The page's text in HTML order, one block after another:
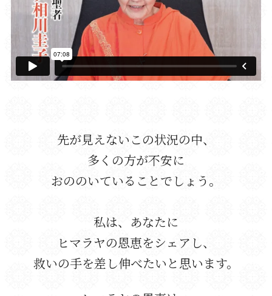
先が見えないこの状況の中、
多くの方が不安に
おののいていることでしょう。
私は、あなたに
ヒマラヤの恩恵をシェアし、
救いの手を差し伸べたいと思います。